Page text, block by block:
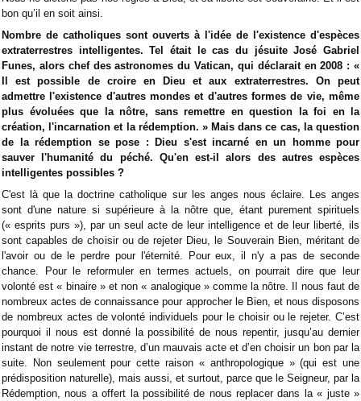
bon qu’il en soit ainsi.
Nombre de catholiques sont ouverts à l'idée de l'existence d'espèces
extraterrestres intelligentes. Tel était le cas du jésuite José Gabriel
Funes, alors chef des astronomes du Vatican, qui déclarait en 2008 : «
Il est possible de croire en Dieu et aux extraterrestres. On peut
admettre l'existence d'autres mondes et d'autres formes de vie, même
plus évoluées que la nôtre, sans remettre en question la foi en la
création, l'incarnation et la rédemption. » Mais dans ce cas, la question
de la rédemption se pose : Dieu s'est incarné en un homme pour
sauver l'humanité du péché. Qu'en est-il alors des autres espèces
intelligentes possibles ?
C'est là que la doctrine catholique sur les anges nous éclaire. Les anges
sont d'une nature si supérieure à la nôtre que, étant purement spirituels
(« esprits purs »), par un seul acte de leur intelligence et de leur liberté, ils
sont capables de choisir ou de rejeter Dieu, le Souverain Bien, méritant de
l'avoir ou de le perdre pour l'éternité. Pour eux, il n'y a pas de seconde
chance. Pour le reformuler en termes actuels, on pourrait dire que leur
volonté est « binaire » et non « analogique » comme la nôtre. Il nous faut de
nombreux actes de connaissance pour approcher le Bien, et nous disposons
de nombreux actes de volonté individuels pour le choisir ou le rejeter. C’est
pourquoi il nous est donné la possibilité de nous repentir, jusqu’au dernier
instant de notre vie terrestre, d’un mauvais acte et d’en choisir un bon par la
suite. Non seulement pour cette raison « anthropologique » (qui est une
prédisposition naturelle), mais aussi, et surtout, parce que le Seigneur, par la
Rédemption, nous a offert la possibilité de nous replacer dans la « juste »